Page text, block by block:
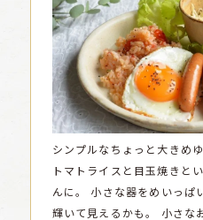
シンプルなちょっと大きめ
トマトライスと目玉焼きと
んに。
小さな器をめいっぱ
輝いて見えるかも。
小さな